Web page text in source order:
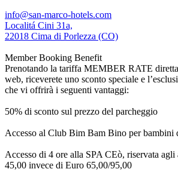
info@san-marco-hotels.com
Localitá Cini 31a,
22018 Cima di Porlezza (CO)
Member Booking Benefit
Prenotando la tariffa MEMBER RATE
web, riceverete uno sconto speciale e
che vi offrirà i seguenti vantaggi:
50% di sconto sul prezzo del parcheggio
Accesso al Club Bim Bam Bino per bambini
Accesso di 4 ore alla SPA CEò, riservata
45,00 invece di Euro 65,00/95,00